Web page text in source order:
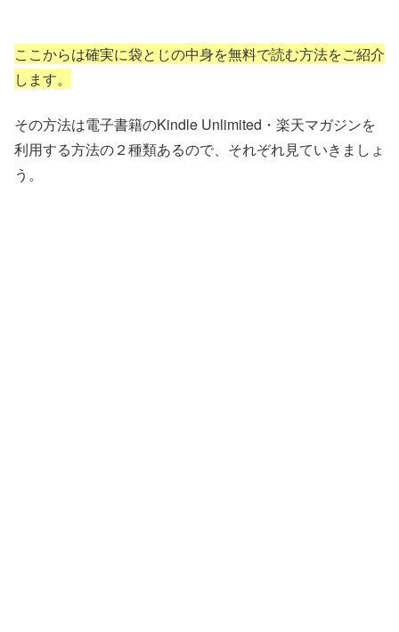
ここからは確実に袋とじの中身を無料で読む方法をご紹介
します。
その方法は電子書籍のKindle Unlimited・楽天マガジンを
利用する方法の２種類あるので、それぞれ見ていきましょ
う。